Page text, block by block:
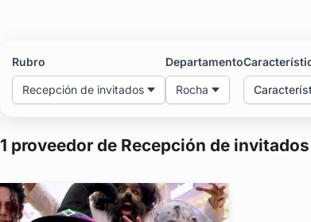
Rubro
Recepción de invitados
Departamento
Rocha
1 proveedor de Recepción de
Impresioná a tus invitados desde el primer minuto que